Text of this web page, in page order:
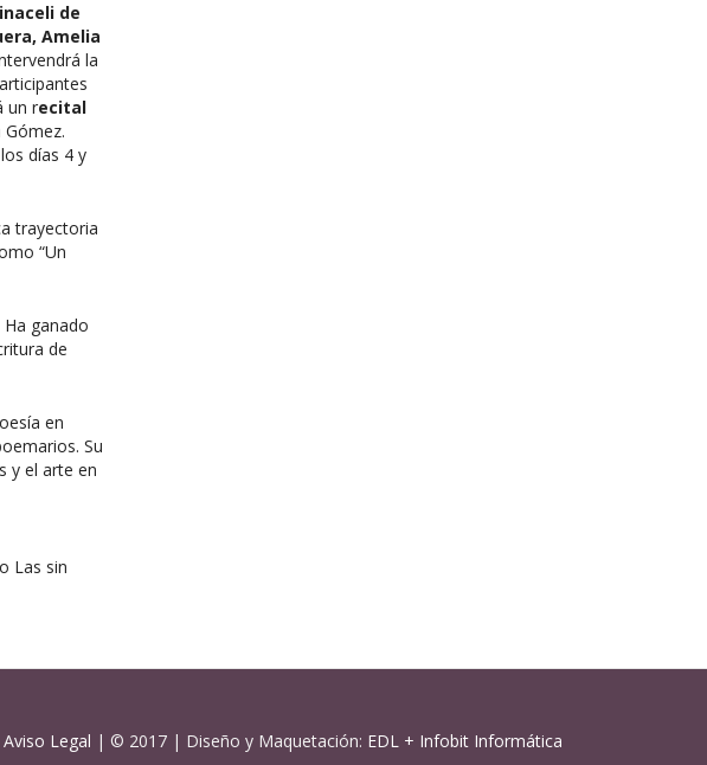
de
Amelia
la
un recital
días 4 y
trayectoria
“Un
ganado
de
en
Su
y el arte en
Las sin
Aviso Legal | © 2017 | Diseño y Maquetación: EDL + Infobit Informática